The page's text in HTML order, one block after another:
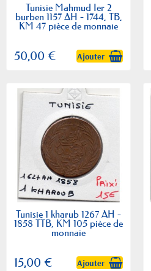
Tunisie Mahmud Ier 2
burben 1157 AH - 1744, TB,
KM 47 pièce de monnaie
50,00 € Ajouter
Tunisie 1 kharub 1267 AH -
1858 TTB, KM 105 pièce de
monnaie
15,00 € Ajouter